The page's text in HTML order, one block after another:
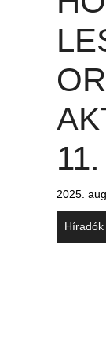
11.
2025.
Híradók